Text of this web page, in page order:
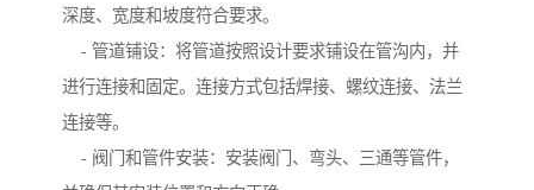
深度、宽度和坡度符合要求。
- 管道铺设：将管道按照设计要求铺设在管沟内，并
进行连接和固定。连接方式包括焊接、螺纹连接、法兰
连接等。
- 阀门和管件安装：安装阀门、弯头、三通等管件，